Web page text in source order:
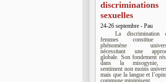
discriminations
sexuelles
24-26 septembre - Pau
La discrimination
femmes constitue
phénomène
nécessitant une
globale. Son fondement
dans la misogynie,
sentiment non moins
mais que la langue et
commune minimisent.